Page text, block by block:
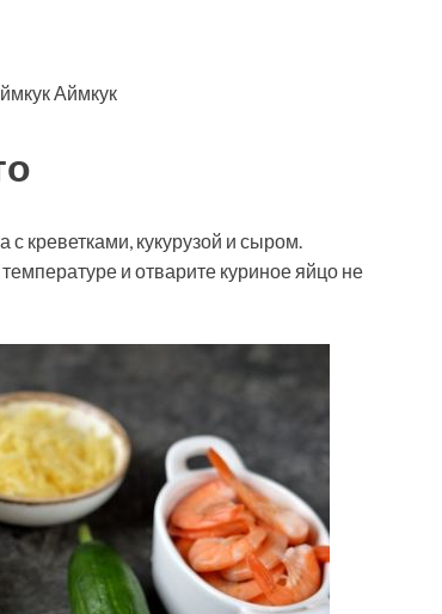
Аймкук
креветками, кукурузой и сыром.
и отварите куриное яйцо не